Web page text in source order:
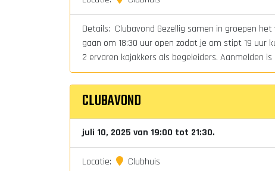
Details: Clubavond Gezellig samen in groepen
gaan om 18:30 uur open zodat je om stipt 19 uur
2 ervaren kajakkers als begeleiders. Aanmelden
CLUBAVOND
juli 10, 2025 van 19:00 tot 21:30.
Locatie: Clubhuis